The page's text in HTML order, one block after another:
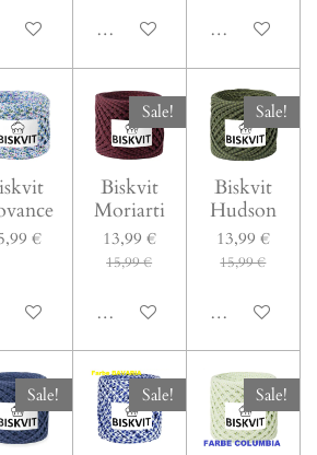
WarenkorbIn den Warenkorb
Bei
€
Warenkorb
Sale!
Biskvit
Moriarti
13,99 €
15,99 €
In den Warenkorb
Sale!
Biskvit
Hudson
13,99 €
15,99 €
In den
Sale! Sale! Sale!